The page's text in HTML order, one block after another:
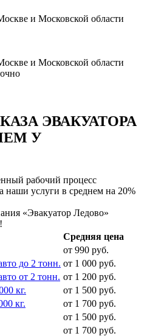
и Московской области
и Московской области
ЭВАКУАТОРА
У
рабочий процесс
наши услуги в среднем на 20%
«Эвакуатор Ледово»
Средняя цена
от 990 руб.
до 2 тонн. от 1 000 руб.
от 2 тонн. от 1 200 руб.
кг.
от 1 500 руб.
кг.
от 1 700 руб.
от 1 500 руб.
от 1 700 руб.